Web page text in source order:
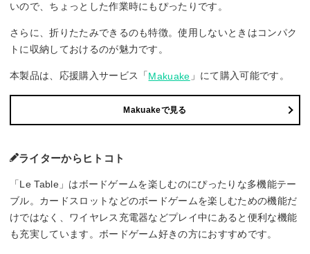
いので、ちょっとした作業時にもぴったりです。
さらに、折りたたみできるのも特徴。使用しないときはコンパク
トに収納しておけるのが魅力です。
本製品は、応援購入サービス「 Makuake 」にて購入可能です。
Makuakeで見る
ライターからヒトコト
「Le Table」はボードゲームを楽しむのにぴったりな多機能テー
ブル。カードスロットなどのボードゲームを楽しむための機能だ
けではなく、ワイヤレス充電器などプレイ中にあると便利な機能
も充実しています。ボードゲーム好きの方におすすめです。